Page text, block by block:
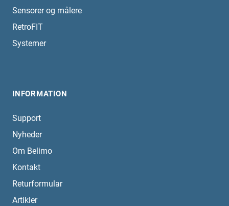
Sensorer og målere
RetroFIT
Systemer
INFORMATION
Support
Nyheder
Om Belimo
Kontakt
Returformular
Artikler